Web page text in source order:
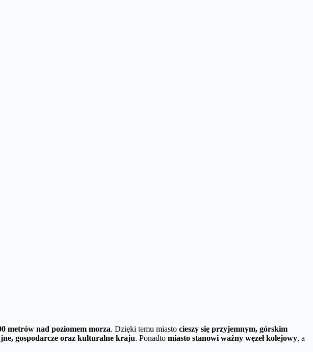
metrów nad poziomem morza. Dzięki temu miasto cieszy się przyjemnym, górskim
gospodarcze oraz kulturalne kraju. Ponadto miasto stanowi ważny węzeł kolejowy, a